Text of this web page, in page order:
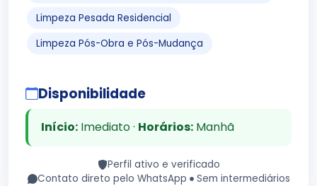
Limpeza Pesada Residencial
Limpeza Pós-Obra e Pós-Mudança
Disponibilidade
Início:Imediato · Horários:Manhã
Perfil ativo e verificado
Contato direto pelo WhatsApp
Sem intermediários